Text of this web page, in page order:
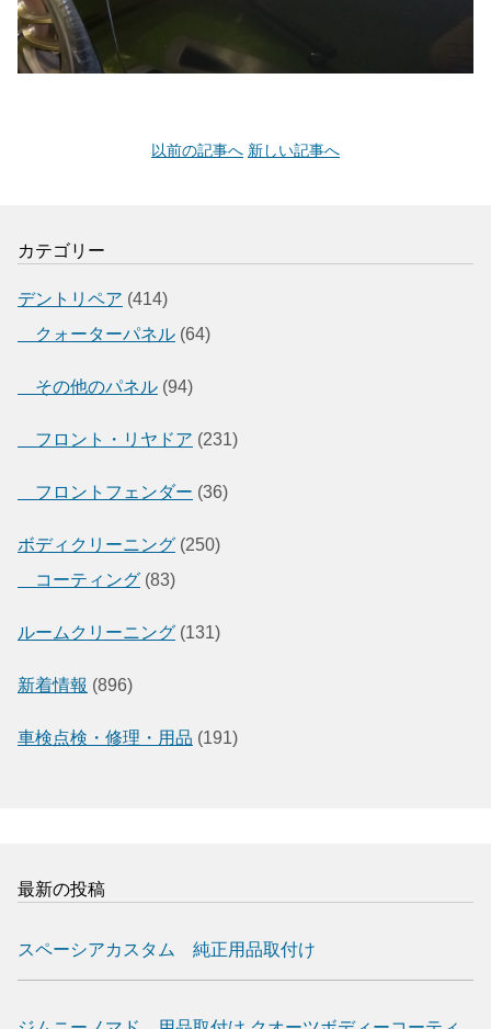
以前の記事へ 新しい記事へ
カテゴリー
デントリペア (414)
クォーターパネル (64)
その他のパネル (94)
フロント・リヤドア (231)
フロントフェンダー (36)
ボディクリーニング (250)
コーティング (83)
ルームクリーニング (131)
新着情報 (896)
車検点検・修理・用品 (191)
最新の投稿
スペーシアカスタム 純正用品取付け